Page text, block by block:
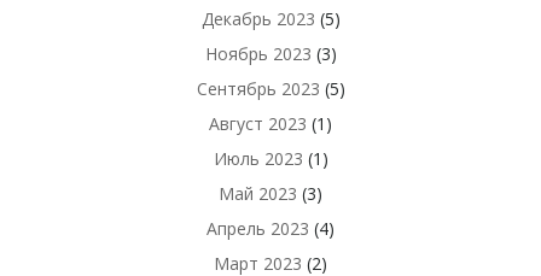
Декабрь 2023 (5)
Ноябрь 2023 (3)
Сентябрь 2023 (5)
Август 2023 (1)
Июль 2023 (1)
Май 2023 (3)
Апрель 2023 (4)
Март 2023 (2)